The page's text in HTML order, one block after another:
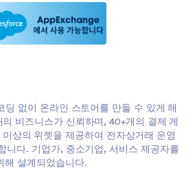
없이 온라인 스토어를 만들 수 있게 해
비즈니스가 신뢰하며, 40+개의 결제 게
상의 위젯을 제공하여 전자상거래 운영
니다. 기업가, 중소기업, 서비스 제공자를
해 설계되었습니다.